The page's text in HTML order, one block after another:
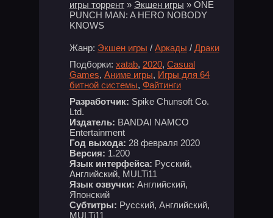
игры торрент » Экшен игры » ONE
PUNCH MAN: A HERO NOBODY
KNOWS
Жанр: Экшен игры / Аркады / Драки
Подборки: xatab, 2020, Casual
Games, Аниме игры, Игры для 64
битной системы, Файтинги
Разработчик: Spike Chunsoft Co.
Ltd.
Издатель: BANDAI NAMCO
Entertainment
Год выхода: 28 февраля 2020
Версия: 1.200
Язык интерфейса: Русский,
Английский, MULTi11
Язык озвучки: Английский,
Японский
Субтитры: Русский, Английский,
MULTi11